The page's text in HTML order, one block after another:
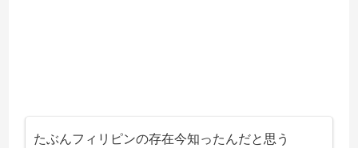
たぶんフィリピンの存在今知ったんだと思う